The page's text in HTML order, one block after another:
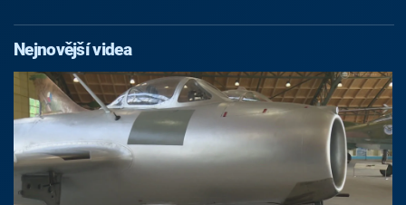
Nejnovější videa